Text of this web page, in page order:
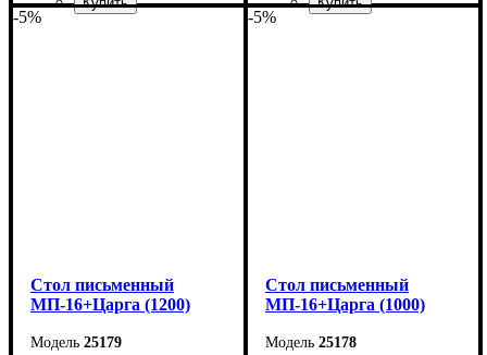
-5%
Cтол письменный
МП-16+Царга (1200)
25179
-5%
Cтол письменный
МП-16+Царга (1000)
25178